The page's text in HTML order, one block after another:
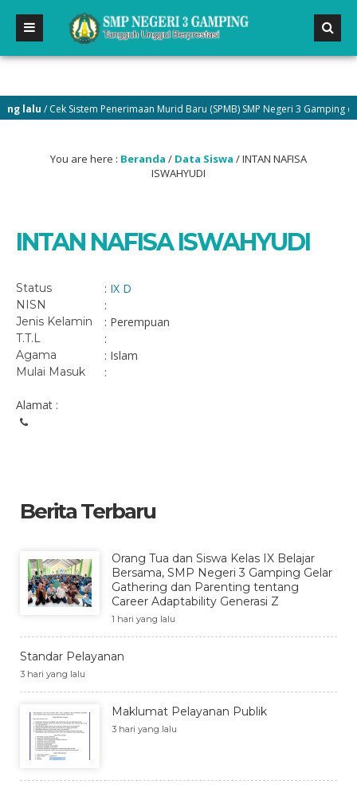
lalu/ Cek Sistem Penerimaan Murid Baru (SPMB) SMP Negeri 3 Gamping di
You are here : Beranda / Data Siswa /INTAN NAFISA
ISWAHYUDI
INTAN NAFISA ISWAHYUDI
Status : IX D
NISN :
Jenis Kelamin : Perempuan
T.T.L :
Agama : Islam
Mulai Masuk :
Alamat :
Berita Terbaru
Orang Tua dan Siswa Kelas IX Belajar
Bersama, SMP Negeri 3 Gamping Gelar
Gathering dan Parenting tentang
Career Adaptability Generasi Z
1 hari yang lalu
Standar Pelayanan
3 hari yang lalu
Maklumat Pelayanan Publik
3 hari yang lalu